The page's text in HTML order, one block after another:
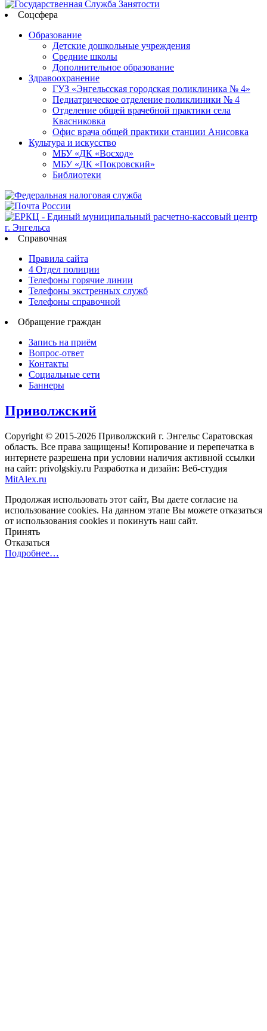
Соцсфера
Образование
Детские дошкольные учреждения
Средние школы
Дополнительное образование
Здравоохранение
ГУЗ «Энгельсская городская поликлиника № 4»
Педиатрическое отделение поликлиники № 4
Отделение общей врачебной практики села
Квасниковка
Офис врача общей практики станции Анисовка
Культура и искусство
МБУ «ДК «Восход»
МБУ «ДК «Покровский»
Библиотеки
Справочная
Правила сайта
4 Отдел полиции
Телефоны горячие линии
Телефоны экстренных служб
Телефоны справочной
Обращение граждан
Запись на приём
Вопрос-ответ
Контакты
Социальные сети
Баннеры
Приволжский
Copyright © 2015-2026 Приволжский г. Энгельс Саратовская
область. Все права защищены! Копирование и перепечатка в
интернете разрешена при условии наличия активной ссылки
на сайт: privolgskiy.ru Разработка и дизайн: Веб-студия
MitAlex.ru
Продолжая использовать этот сайт, Вы даете согласие на
использование cookies. На данном этапе Вы можете отказаться
от использования cookies и покинуть наш сайт.
Принять
Отказаться
Подробнее…